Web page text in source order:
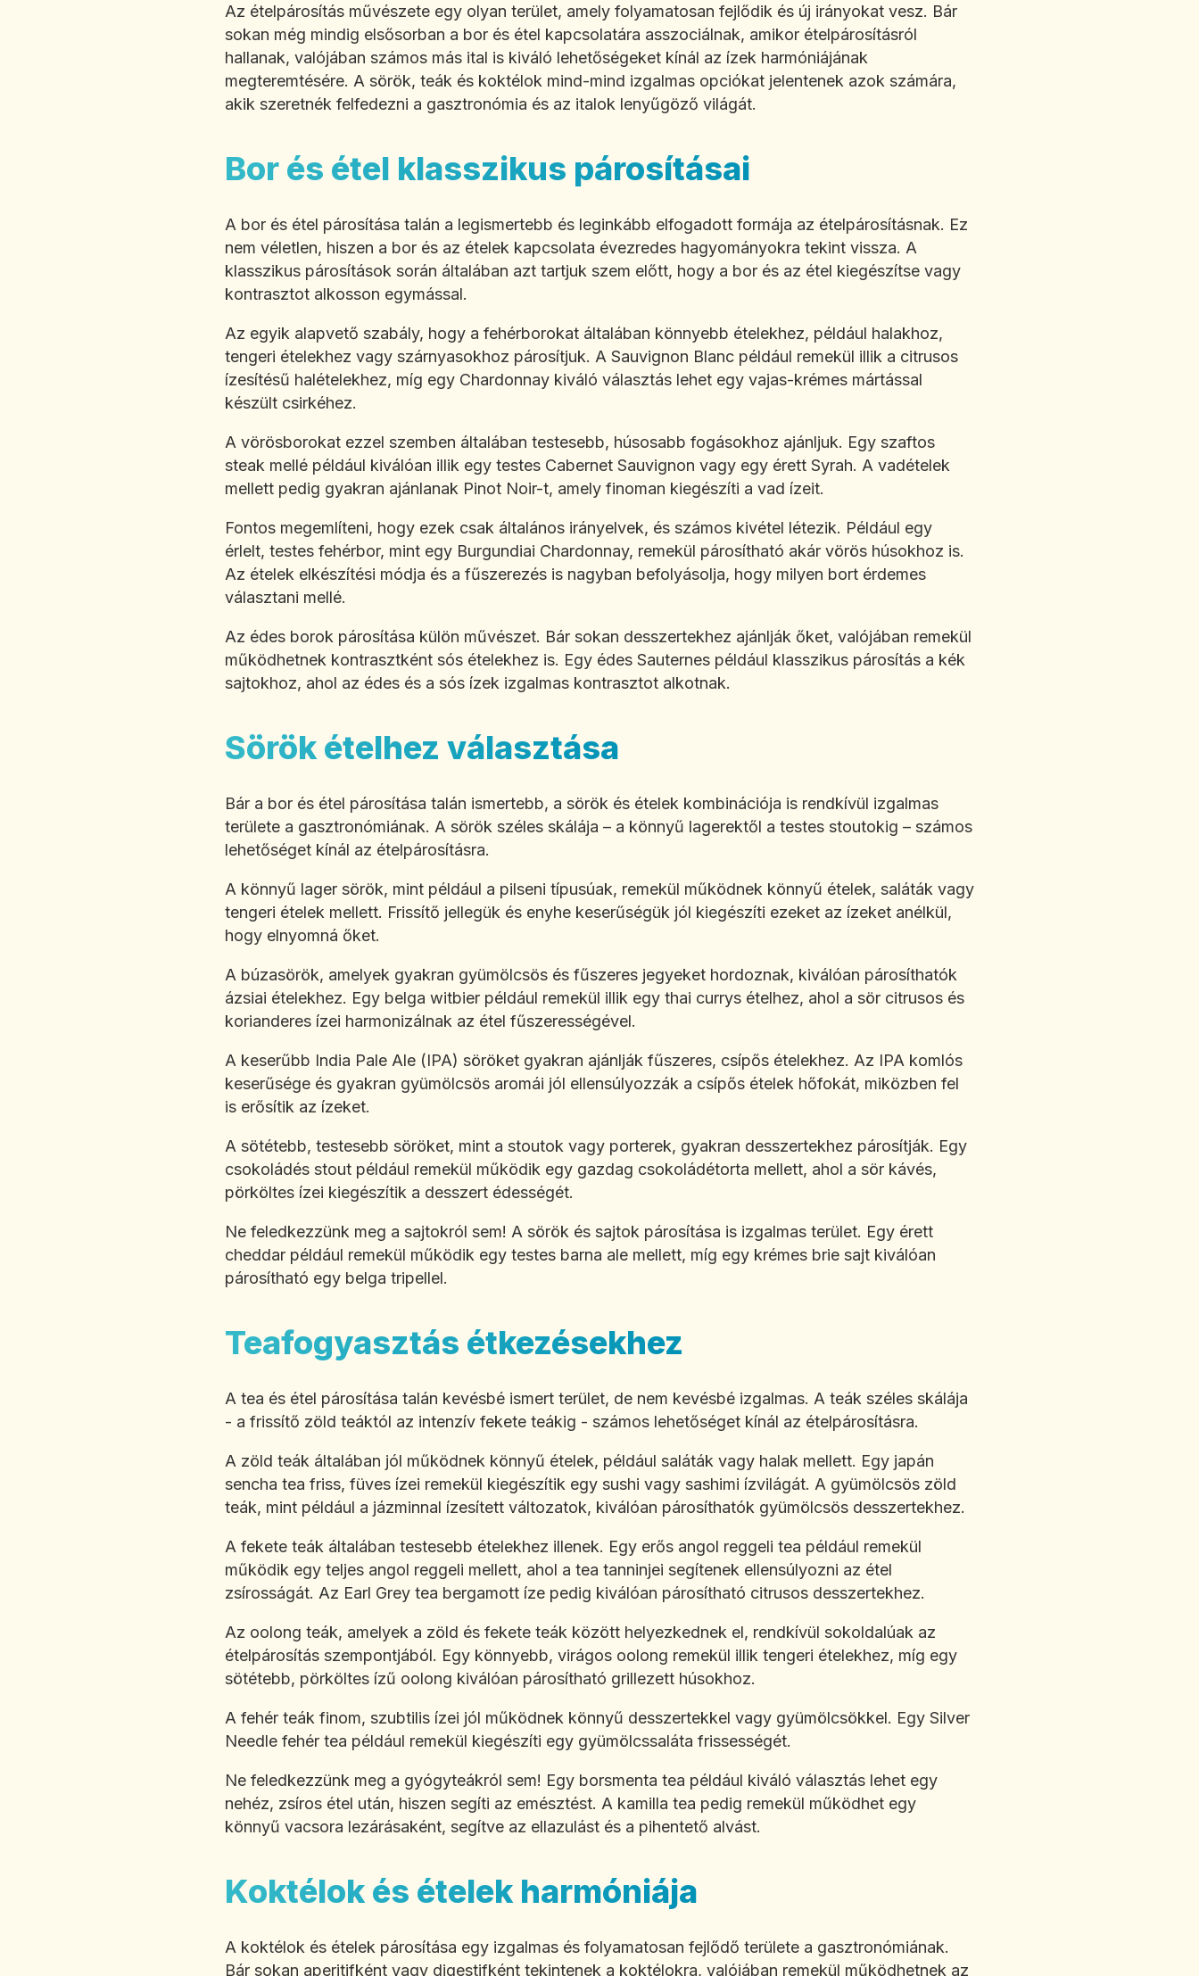
Az ételpárosítás művészete egy olyan terület, amely folyamatosan fejlődik és új irányokat vesz. Bár
sokan még mindig elsősorban a bor és étel kapcsolatára asszociálnak, amikor ételpárosításról
hallanak, valójában számos más ital is kiváló lehetőségeket kínál az ízek harmóniájának
megteremtésére. A sörök, teák és koktélok mind-mind izgalmas opciókat jelentenek azok számára,
akik szeretnék felfedezni a gasztronómia és az italok lenyűgöző világát.
Bor és étel klasszikus párosításai
A bor és étel párosítása talán a legismertebb és leginkább elfogadott formája az ételpárosításnak. Ez
nem véletlen, hiszen a bor és az ételek kapcsolata évezredes hagyományokra tekint vissza. A
klasszikus párosítások során általában azt tartjuk szem előtt, hogy a bor és az étel kiegészítse vagy
kontrasztot alkosson egymással.
Az egyik alapvető szabály, hogy a fehérborokat általában könnyebb ételekhez, például halakhoz,
tengeri ételekhez vagy szárnyasokhoz párosítjuk. A Sauvignon Blanc például remekül illik a citrusos
ízesítésű halételekhez, míg egy Chardonnay kiváló választás lehet egy vajas-krémes mártással
készült csirkéhez.
A vörösborokat ezzel szemben általában testesebb, húsosabb fogásokhoz ajánljuk. Egy szaftos
steak mellé például kiválóan illik egy testes Cabernet Sauvignon vagy egy érett Syrah. A vadételek
mellett pedig gyakran ajánlanak Pinot Noir-t, amely finoman kiegészíti a vad ízeit.
Fontos megemlíteni, hogy ezek csak általános irányelvek, és számos kivétel létezik. Például egy
érlelt, testes fehérbor, mint egy Burgundiai Chardonnay, remekül párosítható akár vörös húsokhoz is.
Az ételek elkészítési módja és a fűszerezés is nagyban befolyásolja, hogy milyen bort érdemes
választani mellé.
Az édes borok párosítása külön művészet. Bár sokan desszertekhez ajánlják őket, valójában remekül
működhetnek kontrasztként sós ételekhez is. Egy édes Sauternes például klasszikus párosítás a kék
sajtokhoz, ahol az édes és a sós ízek izgalmas kontrasztot alkotnak.
Sörök ételhez választása
Bár a bor és étel párosítása talán ismertebb, a sörök és ételek kombinációja is rendkívül izgalmas
területe a gasztronómiának. A sörök széles skálája – a könnyű lagerektől a testes stoutokig – számos
lehetőséget kínál az ételpárosításra.
A könnyű lager sörök, mint például a pilseni típusúak, remekül működnek könnyű ételek, saláták vagy
tengeri ételek mellett. Frissítő jellegük és enyhe keserűségük jól kiegészíti ezeket az ízeket anélkül,
hogy elnyomná őket.
A búzasörök, amelyek gyakran gyümölcsös és fűszeres jegyeket hordoznak, kiválóan párosíthatók
ázsiai ételekhez. Egy belga witbier például remekül illik egy thai currys ételhez, ahol a sör citrusos és
korianderes ízei harmonizálnak az étel fűszerességével.
A keserűbb India Pale Ale (IPA) söröket gyakran ajánlják fűszeres, csípős ételekhez. Az IPA komlós
keserűsége és gyakran gyümölcsös aromái jól ellensúlyozzák a csípős ételek hőfokát, miközben fel
is erősítik az ízeket.
A sötétebb, testesebb söröket, mint a stoutok vagy porterek, gyakran desszertekhez párosítják. Egy
csokoládés stout például remekül működik egy gazdag csokoládétorta mellett, ahol a sör kávés,
pörköltes ízei kiegészítik a desszert édességét.
Ne feledkezzünk meg a sajtokról sem! A sörök és sajtok párosítása is izgalmas terület. Egy érett
cheddar például remekül működik egy testes barna ale mellett, míg egy krémes brie sajt kiválóan
párosítható egy belga tripellel.
Teafogyasztás étkezésekhez
A tea és étel párosítása talán kevésbé ismert terület, de nem kevésbé izgalmas. A teák széles skálája
- a frissítő zöld teáktól az intenzív fekete teákig - számos lehetőséget kínál az ételpárosításra.
A zöld teák általában jól működnek könnyű ételek, például saláták vagy halak mellett. Egy japán
sencha tea friss, füves ízei remekül kiegészítik egy sushi vagy sashimi ízvilágát. A gyümölcsös zöld
teák, mint például a jázminnal ízesített változatok, kiválóan párosíthatók gyümölcsös desszertekhez.
A fekete teák általában testesebb ételekhez illenek. Egy erős angol reggeli tea például remekül
működik egy teljes angol reggeli mellett, ahol a tea tanninjei segítenek ellensúlyozni az étel
zsírosságát. Az Earl Grey tea bergamott íze pedig kiválóan párosítható citrusos desszertekhez.
Az oolong teák, amelyek a zöld és fekete teák között helyezkednek el, rendkívül sokoldalúak az
ételpárosítás szempontjából. Egy könnyebb, virágos oolong remekül illik tengeri ételekhez, míg egy
sötétebb, pörköltes ízű oolong kiválóan párosítható grillezett húsokhoz.
A fehér teák finom, szubtilis ízei jól működnek könnyű desszertekkel vagy gyümölcsökkel. Egy Silver
Needle fehér tea például remekül kiegészíti egy gyümölcssaláta frissességét.
Ne feledkezzünk meg a gyógyteákról sem! Egy borsmenta tea például kiváló választás lehet egy
nehéz, zsíros étel után, hiszen segíti az emésztést. A kamilla tea pedig remekül működhet egy
könnyű vacsora lezárásaként, segítve az ellazulást és a pihentető alvást.
Koktélok és ételek harmóniája
A koktélok és ételek párosítása egy izgalmas és folyamatosan fejlődő területe a gasztronómiának.
Bár sokan aperitifként vagy digestifként tekintenek a koktélokra, valójában remekül működhetnek az